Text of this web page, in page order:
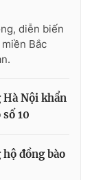
diễn biến
Bắc
Nội khẩn
10
đồng bào